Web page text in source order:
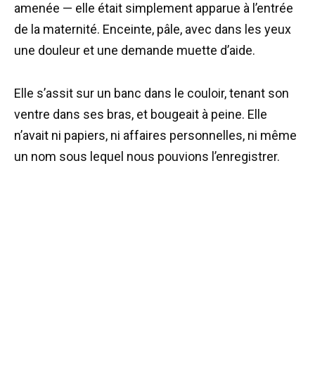
amenée — elle était simplement apparue à l’entrée
de la maternité. Enceinte, pâle, avec dans les yeux
une douleur et une demande muette d’aide.
Elle s’assit sur un banc dans le couloir, tenant son
ventre dans ses bras, et bougeait à peine. Elle
n’avait ni papiers, ni affaires personnelles, ni même
un nom sous lequel nous pouvions l’enregistrer.